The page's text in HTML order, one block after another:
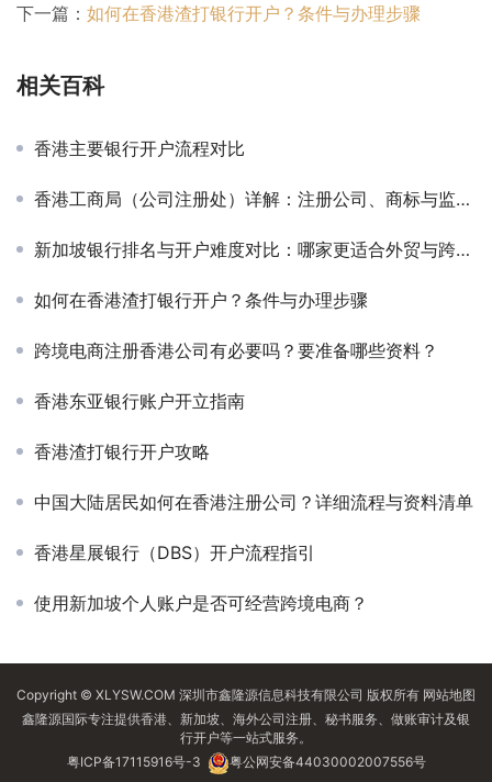
下一篇： 如何在香港渣打银行开户？条件与办理步骤
相关百科
香港主要银行开户流程对比
香港工商局（公司注册处）详解：注册公司、商标与监管指南
新加坡银行排名与开户难度对比：哪家更适合外贸与跨境收款？
如何在香港渣打银行开户？条件与办理步骤
跨境电商注册香港公司有必要吗？要准备哪些资料？
香港东亚银行账户开立指南
香港渣打银行开户攻略
中国大陆居民如何在香港注册公司？详细流程与资料清单
香港星展银行（DBS）开户流程指引
使用新加坡个人账户是否可经营跨境电商？
Copyright © XLYSW.COM 深圳市鑫隆源信息科技有限公司 版权所有 网站地图
鑫隆源国际专注提供香港、新加坡、海外公司注册、秘书服务、做账审计及银
行开户等一站式服务。
粤ICP备17115916号-3
粤公网安备44030002007556号